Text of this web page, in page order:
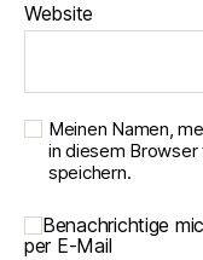
Website
Meinen Namen,
in diesem
speichern.
Benachrichtige
per E-Mail